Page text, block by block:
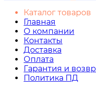
Каталог товаров
Главная
О компании
Контакты
Доставка
Оплата
Гарантия и
Политика ПД